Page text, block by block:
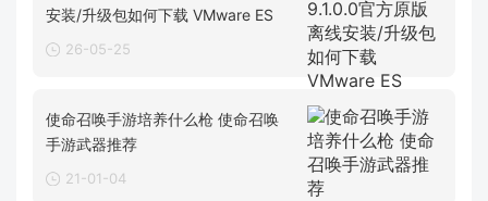
安装/升级包如何下载 VMware ES
26-05-25
使命召唤手游培养什么枪 使命召唤
手游武器推荐
21-01-04